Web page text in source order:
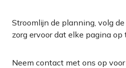
Stroomlijn de planning, volg
zorg ervoor dat elke pagina op
Neem contact met ons op